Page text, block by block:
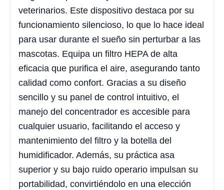
veterinarios. Este dispositivo destaca por su
funcionamiento silencioso, lo que lo hace ideal
para usar durante el sueño sin perturbar a las
mascotas. Equipa un filtro HEPA de alta
eficacia que purifica el aire, asegurando tanto
calidad como confort. Gracias a su diseño
sencillo y su panel de control intuitivo, el
manejo del concentrador es accesible para
cualquier usuario, facilitando el acceso y
mantenimiento del filtro y la botella del
humidificador. Además, su práctica asa
superior y su bajo ruido operario impulsan su
portabilidad, convirtiéndolo en una elección